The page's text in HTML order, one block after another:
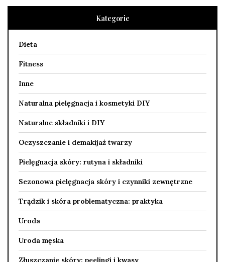
Kategorie
Dieta
Fitness
Inne
Naturalna pielęgnacja i kosmetyki DIY
Naturalne składniki i DIY
Oczyszczanie i demakijaż twarzy
Pielęgnacja skóry: rutyna i składniki
Sezonowa pielęgnacja skóry i czynniki zewnętrzne
Trądzik i skóra problematyczna: praktyka
Uroda
Uroda męska
Złuszczanie skóry: peelingi i kwasy